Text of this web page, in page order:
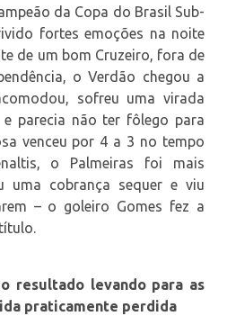
da Copa do Brasil Sub-
fortes emoções na noite
de um bom Cruzeiro, fora de
o Verdão chegou a
sofreu uma virada
parecia não ter fôlego para
venceu por 4 a 3 no tempo
o Palmeiras foi mais
uma cobrança sequer e viu
– o goleiro Gomes fez a
resultado levando para as
praticamente perdida